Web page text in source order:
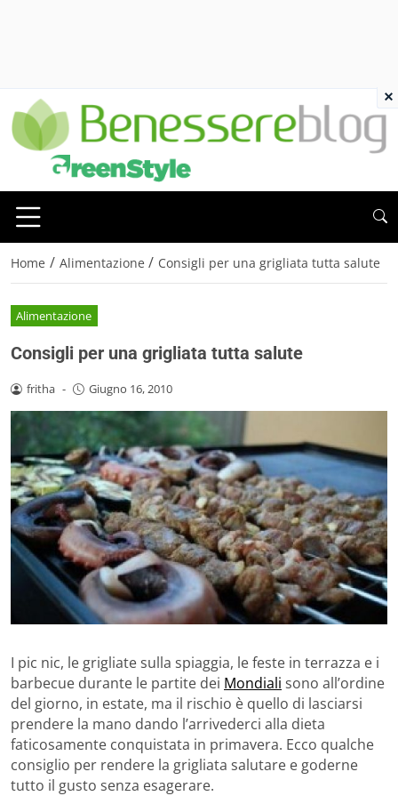
Home / Alimentazione / Consigli per una grigliata tutta salute
Alimentazione
Consigli per una grigliata tutta salute
fritha - Giugno 16, 2010
I pic nic, le grigliate sulla spiaggia, le feste in terrazza e i
barbecue durante le partite dei Mondiali sono all’ordine
del giorno, in estate, ma il rischio è quello di lasciarsi
prendere la mano dando l’arrivederci alla dieta
faticosamente conquistata in primavera. Ecco qualche
consiglio per rendere la grigliata salutare e goderne
tutto il gusto senza esagerare.
×